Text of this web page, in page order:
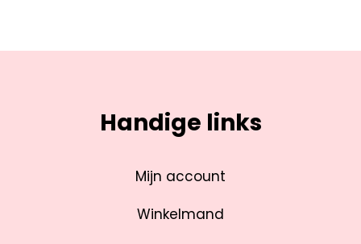
Handige links
Mijn account
Winkelmand